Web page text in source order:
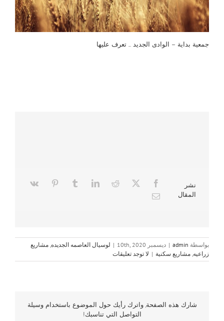
جمعية بداية – الوادى الجديد … تعرف عليها
نشر
المقال
بواسطة admin
| ديسمبر 10th, 2020 | لوسيال العاصمه الجديده, مشاريع
زراعيه, مشاريع سكنية | لا توجد تعليقات
شارك هذه الصفحة, واترك رأيك حول الموضوع باستخدام وسيلة
التواصل التي تناسبك!